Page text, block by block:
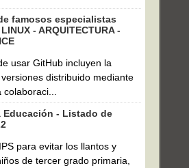
famosos especialistas
- ARQUITECTURA -
usar GitHub incluyen la
distribuido mediante
colaboraci...
Educación - Listado de
para evitar los llantos y
de tercer grado primaria,